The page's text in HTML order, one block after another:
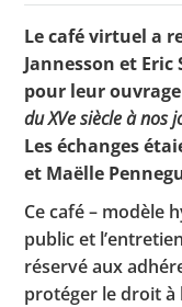
Les
Le café virtuel a
Jannesson et
pour leur
du XVe siècle à nos
Les échanges
et Maëlle
Ce café – modèle
public et
réservé aux
protéger le droit à